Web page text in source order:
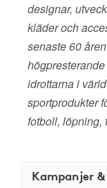
designar,
kläder och
senaste 60
idrottarna i
sportprodukter
fotboll, löpning,
Kampanjer